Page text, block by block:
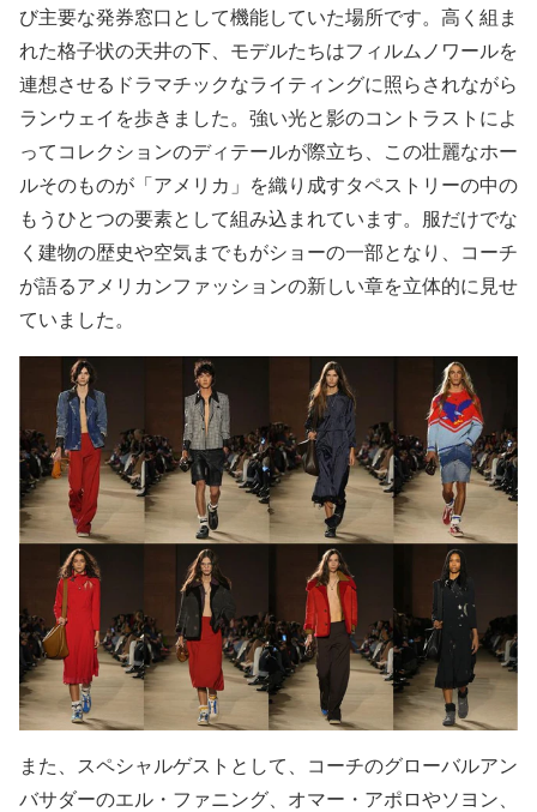
び主要な発券窓口として機能していた場所です。高く組ま
れた格子状の天井の下、モデルたちはフィルムノワールを
連想させるドラマチックなライティングに照らされながら
ランウェイを歩きました。強い光と影のコントラストによ
ってコレクションのディテールが際立ち、この壮麗なホー
ルそのものが「アメリカ」を織り成すタペストリーの中の
もうひとつの要素として組み込まれています。服だけでな
く建物の歴史や空気までもがショーの一部となり、コーチ
が語るアメリカンファッションの新しい章を立体的に見せ
ていました。
また、スペシャルゲストとして、コーチのグローバルアン
バサダーのエル・ファニング、オマー・アポロやソヨン、